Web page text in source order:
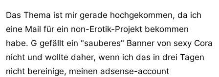
Das Thema ist mir gerade hochgekommen, da ich
eine Mail für ein non-Erotik-Projekt bekommen
habe. G gefällt ein "sauberes" Banner von sexy Cora
nicht und wollte daher, wenn ich das in drei Tagen
nicht bereinige, meinen adsense-account